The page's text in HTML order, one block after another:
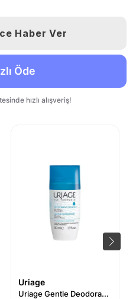
Haber Ver
Uriage
Uriage Gentle Deodorant 24h 50ml